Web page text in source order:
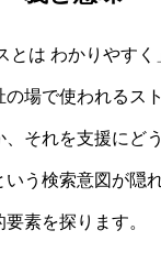
とは わかりやす
場で使われるス
それを支援にど
いう検索意図が隠
素を探ります。